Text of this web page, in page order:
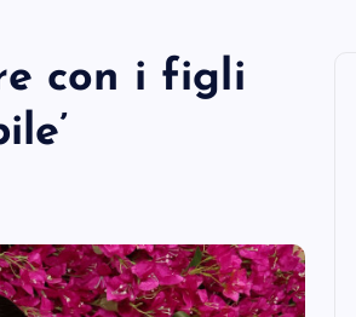
con i figli